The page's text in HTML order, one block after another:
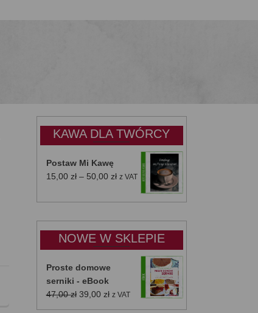
KAWA DLA TWÓRCY
Postaw Mi Kawę
15,00 zł – 50,00 złZakres
od
do
50,00 zł
z VAT
NOWE W SKLEPIE
Proste domowe
serniki - eBook
47,00zł Pierwotna
cena
39,00 złAktualna
cena
z VAT